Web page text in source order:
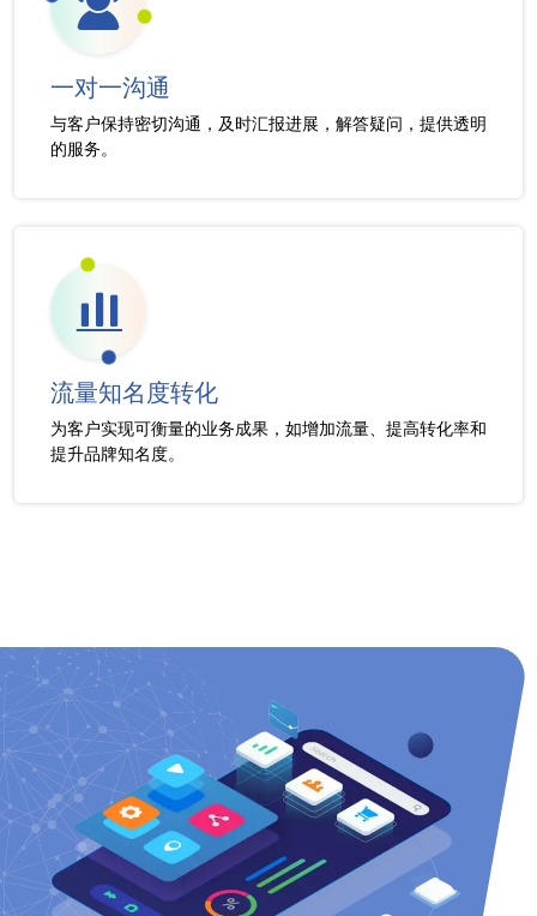
一对一沟通
与客户保持密切沟通，及时汇报进展，解答疑问，提供透明
的服务。
流量知名度转化
为客户实现可衡量的业务成果，如增加流量、提高转化率和
提升品牌知名度。